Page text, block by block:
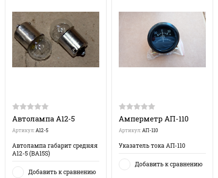
Автолампа А12-5
Артикул:А12-5
Автолампа габарит средняя
А12-5 (BA15S)
Добавить к сравнению
Амперметр АП-110
Артикул:АП-110
Указатель тока АП-110
Добавить к сравнению